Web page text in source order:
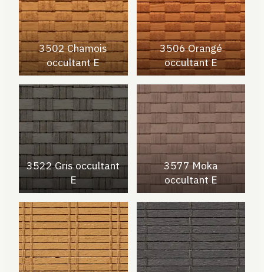
3502 Chamois
occultant E
3506 Orangé
occultant E
3522 Gris occultant
E
3577 Moka
occultant E